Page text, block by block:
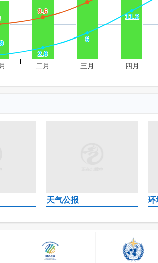
9.6
9.6
2.6
2.6
6
6
11.2
11.2
二月 三月 四月
天气公报